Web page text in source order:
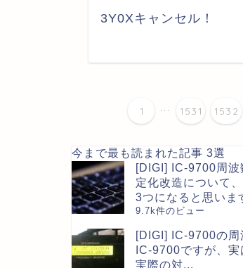
3Y0Xキャンセル！
1 ... 1531 1532
今まで最も読まれた記事 3選
[DIGI] IC-9700周波
定化改造について
3つになると思いま
9.7k件のビュー
[DIGI] IC-9700の周
IC-9700ですが、
実際の対...